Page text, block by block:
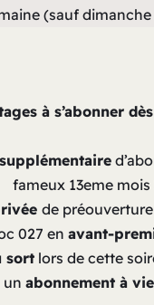
(sauf dimanche
à s’abonner
fameux 13eme mois
de
027 en avant-
sort lors de cette
un abonnement à vie